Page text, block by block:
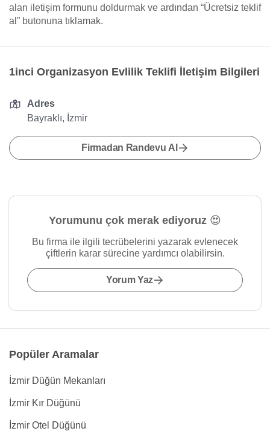
alan iletişim formunu doldurmak ve ardından “Ücretsiz teklif
al” butonuna tıklamak.
1inci Organizasyon Evlilik Teklifi İletişim Bilgileri
Adres
Bayraklı, İzmir
Firmadan Randevu Al
Yorumunu çok merak ediyoruz 😍
Bu firma ile ilgili tecrübelerini yazarak evlenecek
çiftlerin karar sürecine yardımcı olabilirsin.
Yorum Yaz
Popüler Aramalar
İzmir Düğün Mekanları
İzmir Kır Düğünü
İzmir Otel Düğünü